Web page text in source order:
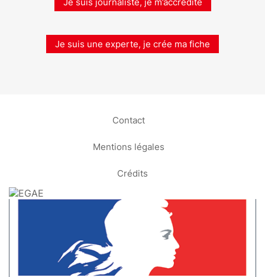
Je suis une experte, je crée ma fiche
Contact
Mentions légales
Crédits